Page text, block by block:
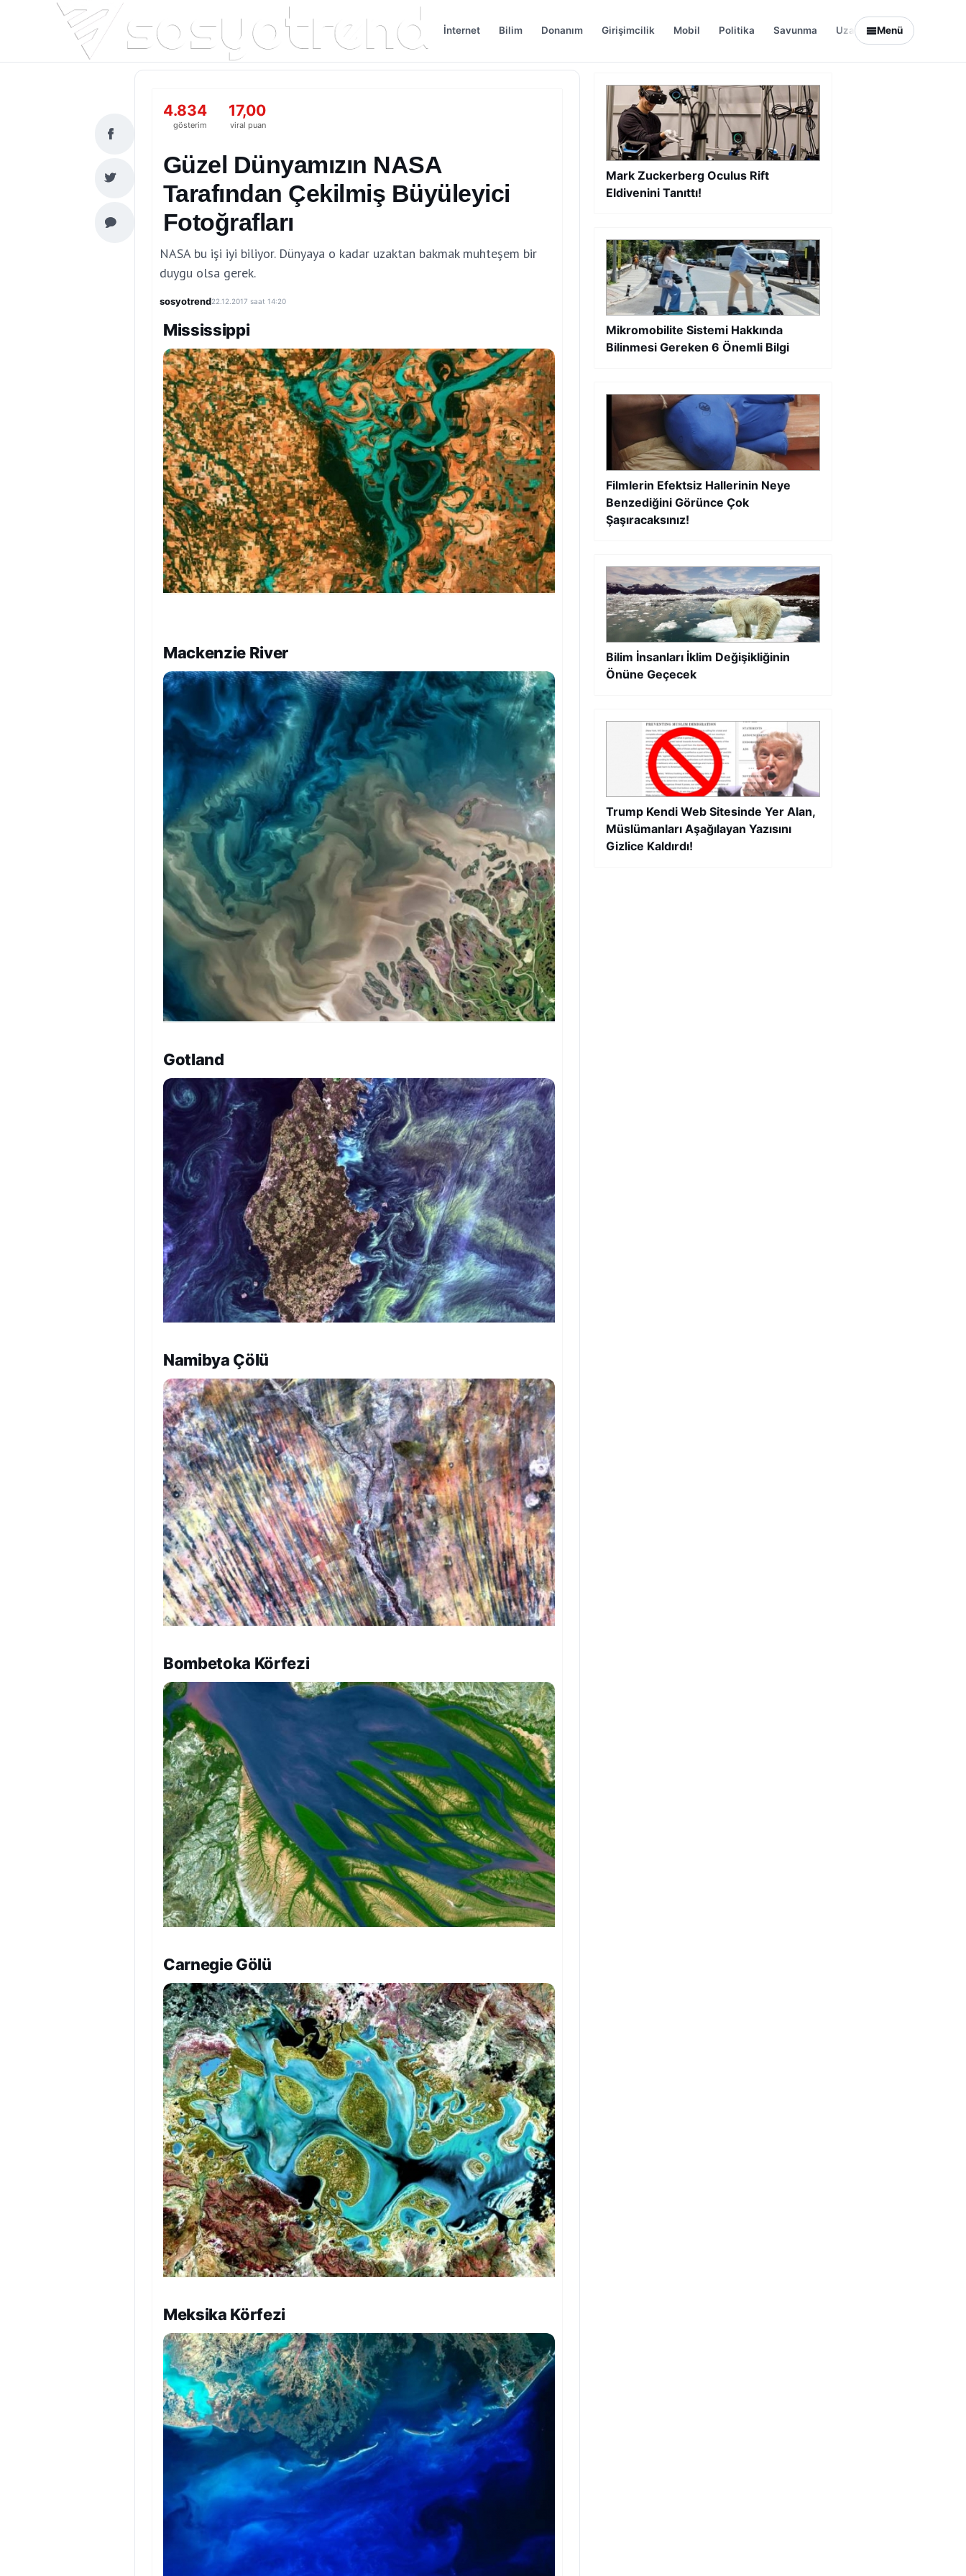
İnternet Bilim Donanım Girişimcilik Mobil Politika Savunma Uzay Yazılım
Menü
4.834
gösterim
17,00
viral puan
Güzel Dünyamızın NASA
Tarafından Çekilmiş Büyüleyici
Fotoğrafları
NASA bu işi iyi biliyor. Dünyaya o kadar uzaktan bakmak muhteşem bir
duygu olsa gerek.
sosyotrend22.12.2017 saat 14:20
Mississippi
Mackenzie River
Gotland
Namibya Çölü
Bombetoka Körfezi
Carnegie Gölü
Meksika Körfezi
Mark Zuckerberg Oculus Rift
Eldivenini Tanıttı!
Mikromobilite Sistemi Hakkında
Bilinmesi Gereken 6 Önemli Bilgi
Filmlerin Efektsiz Hallerinin Neye
Benzediğini Görünce Çok
Şaşıracaksınız!
Bilim İnsanları İklim Değişikliğinin
Önüne Geçecek
Trump Kendi Web Sitesinde Yer Alan,
Müslümanları Aşağılayan Yazısını
Gizlice Kaldırdı!